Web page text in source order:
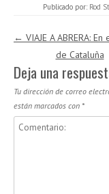
Publicado por: Rod
Navegación de entradas
← VIAJE A ABRERA:
de Cataluña
Deja una
Tu dirección de correo
están marcados con *